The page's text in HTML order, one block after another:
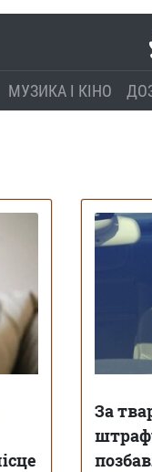
МУЗИКА І КІНО
За